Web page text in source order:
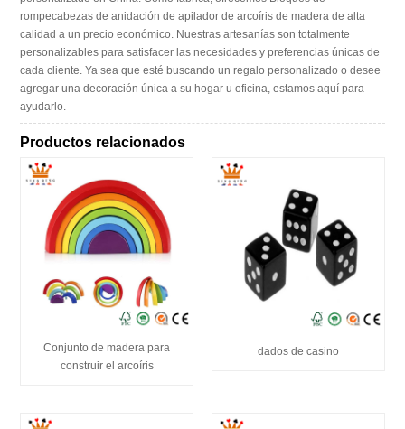
rompecabezas de anidación de apilador de arcoíris de madera de alta
calidad a un precio económico. Nuestras artesanías son totalmente
personalizables para satisfacer las necesidades y preferencias únicas de
cada cliente. Ya sea que esté buscando un regalo personalizado o desee
agregar una decoración única a su hogar u oficina, estamos aquí para
ayudarlo.
Productos relacionados
Conjunto de madera para
construir el arcoíris
dados de casino